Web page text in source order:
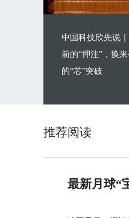
中国科技欣先说
前的“押注”，换
的“芯”突破
推荐阅读
最新月球“